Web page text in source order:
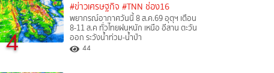
4
#ข่าวเศรษฐกิจ #TNN ช่อง16
พยากรณ์อากาศวันนี้ 8 ส.ค.69 อุตุฯ เตือน
8-11 ส.ค ทั่วไทยฝนหนัก เหนือ อีสาน ตะวัน
ออก ระวังน้ำท่วม-น้ำป่า
44